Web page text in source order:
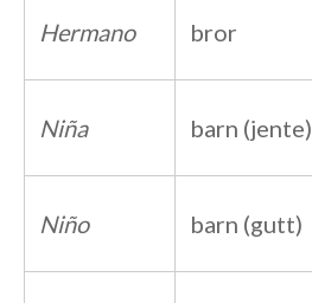
Hermano bror
Niña barn (jente)
Niño barn (gutt)